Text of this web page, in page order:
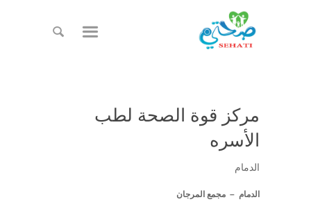
مركز قوة الصحة لطب
الأسره
الدمام
الدمام – مجمع المرجان